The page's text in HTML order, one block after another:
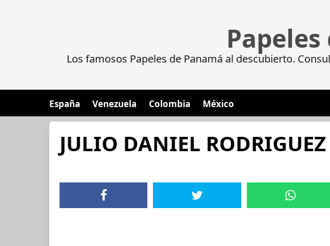
Los famosos Papeles de Panamá al descubierto.
España Venezuela Colombia México
JULIO DANIEL RODRIGUEZ